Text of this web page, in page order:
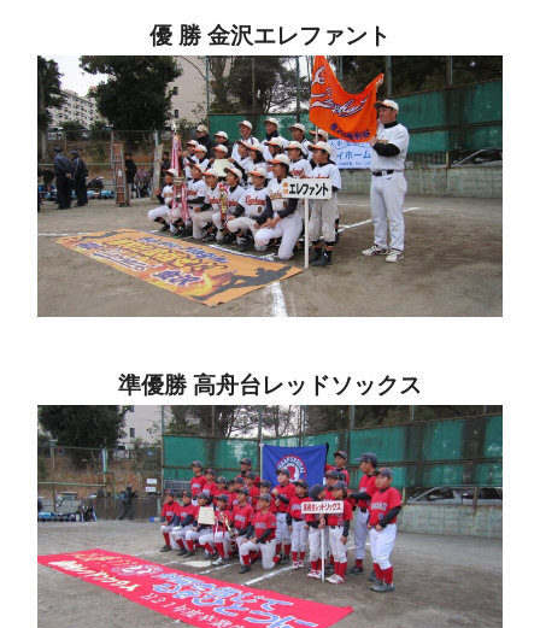
優 勝 金沢エレファント
準優勝 高舟台レッドソックス